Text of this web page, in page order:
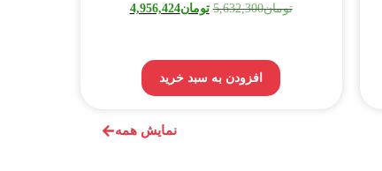
نمایش همه
تومان5,632,300 تومان4,956,424
افزودن به سبد خرید